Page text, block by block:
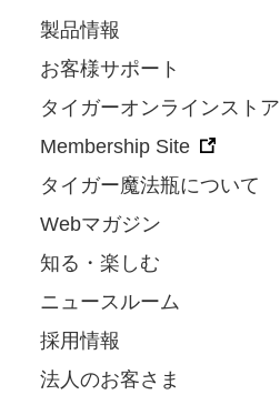
製品情報
お客様サポート
タイガーオンラインストア
Membership Site
タイガー魔法瓶について
Webマガジン
知る・楽しむ
ニュースルーム
採用情報
法人のお客さま